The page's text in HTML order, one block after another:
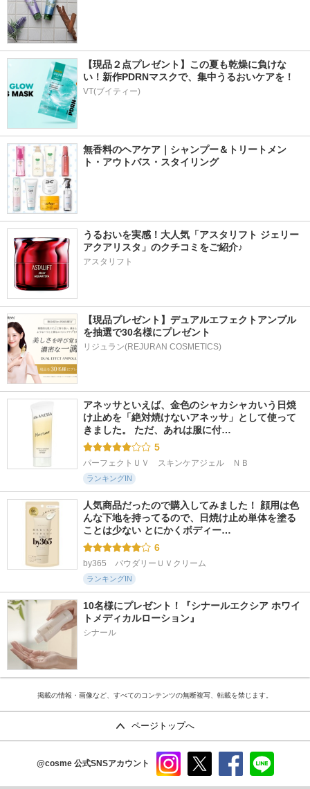
【現品２点プレゼント】この夏も乾燥に負けな
い！新作PDRNマスクで、集中うるおいケアを！
VT(ブイティー)
無香料のヘアケア｜シャンプー＆トリートメン
ト・アウトバス・スタイリング
うるおいを実感！大人気「アスタリフト ジェリー
アクアリスタ」のクチコミをご紹介♪
アスタリフト
【現品プレゼント】デュアルエフェクトアンプル
を抽選で30名様にプレゼント
リジュラン(REJURAN COSMETICS)
アネッサといえば、金色のシャカシャカいう日焼
け止めを「絶対焼けないアネッサ」として使って
きました。 ただ、あれは服に付…
5
パーフェクトＵＶ　スキンケアジェル　ＮＢ
ランキングIN
人気商品だったので購入してみました！ 顔用は色
んな下地を持ってるので、日焼け止め単体を塗る
ことは少ない とにかくボディー…
6
by365　パウダリーＵＶクリーム
ランキングIN
10名様にプレゼント！『シナールエクシア ホワイ
トメディカルローション』
シナール
掲載の情報・画像など、すべてのコンテンツの無断複写、転載を禁じます。
ページトップへ
@cosme 公式SNSアカウント